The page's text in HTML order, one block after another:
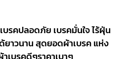
บรคปลอดภัย เบรคมั่นใจ ไร้ฝุ่น
ยาวนาน สุดยอดผ้าเบรค แห่ง
เบรคดีๆราคาเบาๆ